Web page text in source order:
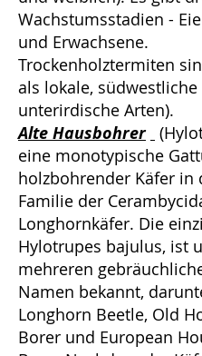
Wachstumsstadien -
und Erwachsene.
Trockenholztermiten
als lokale, südwestliche
unterirdische Arten).
Alte Hausbohrer
eine monotypische
holzbohrender Käfer in
Familie der
Longhornkäfer. Die
Hylotrupes bajulus, ist
mehreren
Namen bekannt,
Longhorn Beetle, Old
Borer und European